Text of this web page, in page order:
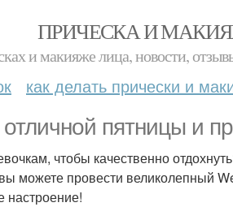
ПРИЧЕСКА И
и макияже лица, новости,
как делать прически и
пятницы и
чтобы качественно
можете провести великолепный
настроение!